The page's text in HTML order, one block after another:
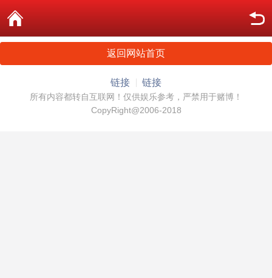
返回网站首页
链接 链接
所有内容都转自互联网！仅供娱乐参考，严禁用于赌博！
CopyRight@2006-2018